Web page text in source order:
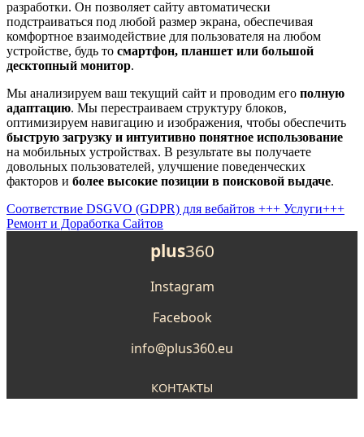
разработки. Он позволяет сайту автоматически
подстраиваться под любой размер экрана, обеспечивая
комфортное взаимодействие для пользователя на любом
устройстве, будь то смартфон, планшет или большой
десктопный монитор.
Мы анализируем ваш текущий сайт и проводим его полную
адаптацию. Мы перестраиваем структуру блоков,
оптимизируем навигацию и изображения, чтобы обеспечить
быструю загрузку и интуитивно понятное использование
на мобильных устройствах. В результате вы получаете
довольных пользователей, улучшение поведенческих
факторов и более высокие позиции в поисковой выдаче.
Соответствие DSGVO (GDPR) для вебайтов +++ Услуги+++
Ремонт и Доработка Сайтов
plus360
Instagram
Facebook
info@plus360.eu
КОНТАКТЫ